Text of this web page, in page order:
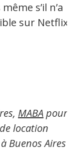
s’il n’a
sur Netflix
MABApour
location
Buenos Aires